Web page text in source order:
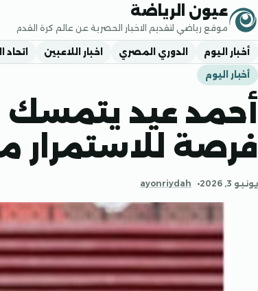
تجاوز إلى المحتوى
عيون الرياضة
موقع رياضي لتقديم الاخبار الحصرية عن عالم كرة القدم
أخبار اليوم الدوري المصري اخبار اللاعبين
أخبار اليوم
أحمد عيد يتمسك
فرصة للاستمرار
يونيو 3, 2026 ayonriydah